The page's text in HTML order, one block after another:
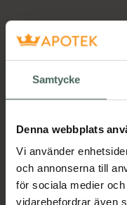
Samtycke
Denna webbplats
Vi använder
och annonserna till
för sociala medier
vidarebefordrar även